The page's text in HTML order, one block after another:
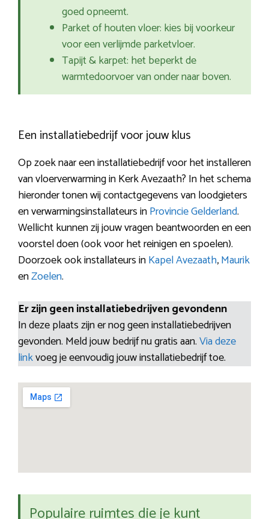
goed opneemt.
Parket of houten vloer: kies bij voorkeur
voor een verlijmde parketvloer.
Tapijt & karpet: het beperkt de
warmtedoorvoer van onder naar boven.
Een installatiebedrijf voor jouw klus
Op zoek naar een installatiebedrijf voor het installeren
van vloerverwarming in Kerk Avezaath? In het schema
hieronder tonen wij contactgegevens van loodgieters
en verwarmingsinstallateurs inProvincie Gelderland.
Wellicht kunnen zij jouw vragen beantwoorden en een
voorstel doen (ook voor het reinigen en spoelen).
Doorzoek ook installateurs inKapel Avezaath,Maurik
enZoelen.
Er zijn geen installatiebedrijven gevondenn
In deze plaats zijn er nog geen installatiebedrijven
gevonden. Meld jouw bedrijf nu gratis aan.Via deze
linkvoeg je eenvoudig jouw installatiebedrijf toe.
Populaire ruimtes die je kunt